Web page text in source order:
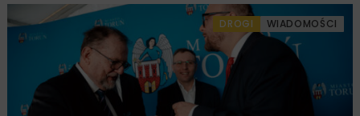
DROGI WIADOMOŚCI